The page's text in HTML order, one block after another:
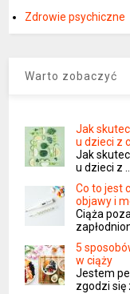
Zdrowie psychiczne
Warto zobaczyć
Jak
u dzieci z
Jak
u dzieci z
Co to jest
objawy i
Ciąża
5
w ciąży
Jestem
zgodzi się